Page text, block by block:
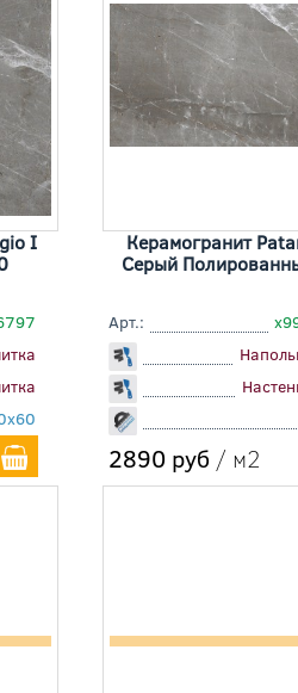
I
Керамогранит
Серый
Арт.:
2890 руб / м2